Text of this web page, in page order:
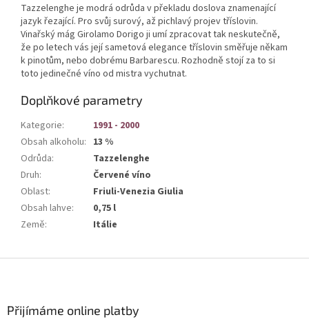
Tazzelenghe je modrá odrůda v překladu doslova znamenající
jazyk řezající. Pro svůj surový, až pichlavý projev tříslovin.
Vinařský mág Girolamo Dorigo ji umí zpracovat tak neskutečně,
že po letech vás její sametová elegance tříslovin směřuje někam
k pinotům, nebo dobrému Barbarescu. Rozhodně stojí za to si
toto jedinečné víno od mistra vychutnat.
Doplňkové parametry
Kategorie:
1991 - 2000
Obsah alkoholu: 13 %
Odrůda:
Tazzelenghe
Druh:
Červené víno
Oblast:
Friuli-Venezia Giulia
Obsah lahve:
0,75 l
Země: Itálie
Přijímáme online platby